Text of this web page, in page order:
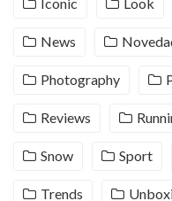
News
Photography
Reviews
Snow Sport
Trends